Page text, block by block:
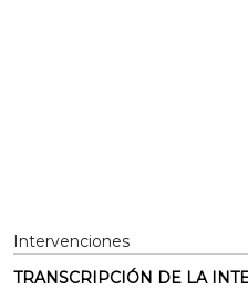
Intervenciones
TRANSCRIPCIÓN DE LA